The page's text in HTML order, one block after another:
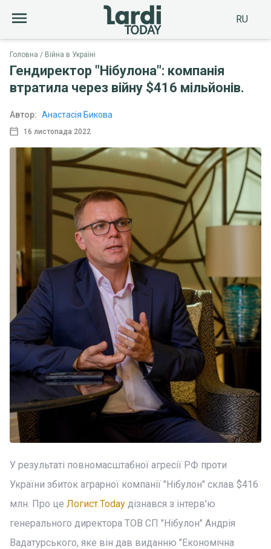
RU
Головна Війна в Україні
Гендиректор "Нібулона": компанія
втратила через війну $416 мільйонів.
16 листопада 2022
Автор: Анастасія Бикова
У результаті повномасштабної агресії РФ проти
України збиток аграрної компанії "Нібулон" склав $416
млн. Про це Логист.Today дізнався з інтерв'ю
генерального директора ТОВ СП "Нібулон" Андрія
Вадатурського, яке він дав виданню "Економічна